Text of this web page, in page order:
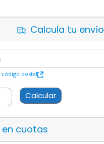
Calcula tu envío
postal
Calcular
en cuotas